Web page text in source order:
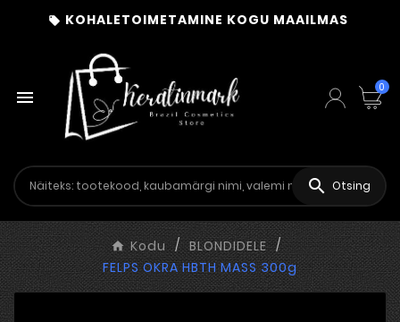
 KOHALETOIMETAMINE KOGU MAAILMAS
 0
 Otsing
Kodu
BLONDIDELE
FELPS OKRA HBTH MASS 300g